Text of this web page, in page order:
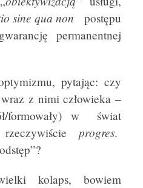
sine qua non
postępu
permanentnej
pytając: czy
z nimi człowieka –
formowały) w świat
progres.
kolaps, bowiem